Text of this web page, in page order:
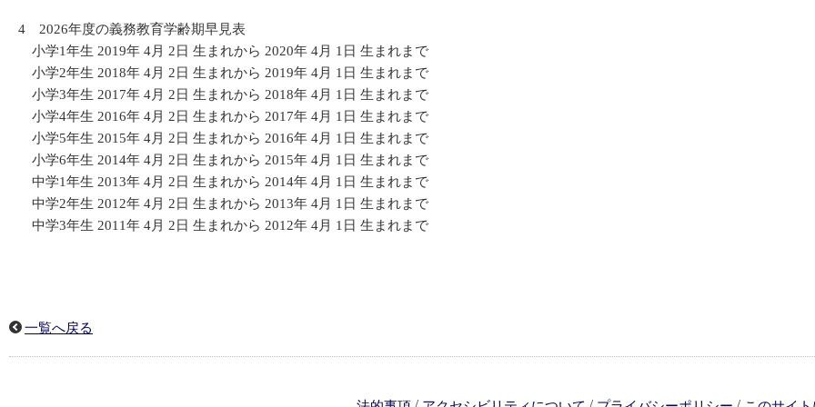
4 2026年度の義務教育学齢期早見表
小学1年生 2019年 4月 2日 生まれから 2020年 4月 1日 生まれまで
小学2年生 2018年 4月 2日 生まれから 2019年 4月 1日 生まれまで
小学3年生 2017年 4月 2日 生まれから 2018年 4月 1日 生まれまで
小学4年生 2016年 4月 2日 生まれから 2017年 4月 1日 生まれまで
小学5年生 2015年 4月 2日 生まれから 2016年 4月 1日 生まれまで
小学6年生 2014年 4月 2日 生まれから 2015年 4月 1日 生まれまで
中学1年生 2013年 4月 2日 生まれから 2014年 4月 1日 生まれまで
中学2年生 2012年 4月 2日 生まれから 2013年 4月 1日 生まれまで
中学3年生 2011年 4月 2日 生まれから 2012年 4月 1日 生まれまで
一覧へ戻る